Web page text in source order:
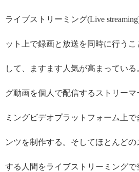
ライブストリーミング(Live
ット上で録画と放送を同時に行う
して、ますます人気が高まってい
グ動画を個人で配信するストリー
ミングビデオプラットフォーム上
ンツを制作する。そしてほとんど
する人間をライブストリーミングで